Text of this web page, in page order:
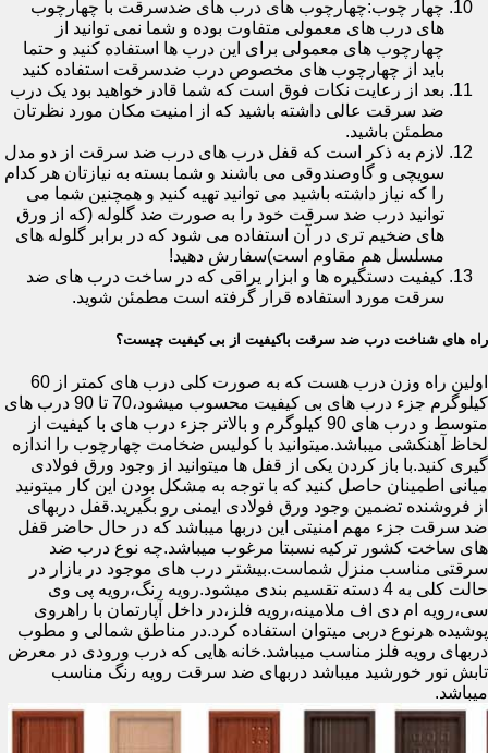
چهار چوب:چهارچوب های درب های ضدسرقت با چهارچوب
های درب های معمولی متفاوت بوده و شما نمی توانید از
چهارچوب های معمولی برای این درب ها استفاده کنید و حتما
باید از چهارچوب های مخصوص درب ضدسرقت استفاده کنید
بعد از رعایت نکات فوق است که شما قادر خواهید بود یک درب
ضد سرقت عالی داشته باشید که از امنیت مکان مورد نظرتان
مطمئن باشید.
لازم به ذکر است که قفل درب های درب ضد سرقت از دو مدل
سویچی و گاوصندوقی می باشند و شما بسته به نیازتان هر کدام
را که نیاز داشته باشید می توانید تهیه کنید و همچنین شما می
توانید درب ضد سرقت خود را به صورت ضد گلوله (که از ورق
های ضخیم تری در آن استفاده می شود که در برابر گلوله های
مسلسل هم مقاوم است)سفارش دهید!
کیفیت دستگیره ها و ابزار یراقی که در ساخت درب های ضد
سرقت مورد استفاده قرار گرفته است مطمئن شوید.
راه های شناخت درب ضد سرقت باکیفیت از بی کیفیت چیست؟
اولین راه وزن درب هست که به صورت کلی درب های کمتر از 60
کیلوگرم جزء درب های بی کیفیت محسوب میشود،70 تا 90 درب های
متوسط و درب های 90 کیلوگرم و بالاتر جزء درب های با کیفیت از
لحاظ آهنکشی میباشد.میتوانید با کولیس ضخامت چهارچوب را اندازه
گیری کنید.با باز کردن یکی از قفل ها میتوانید از وجود ورق فولادی
میانی اطمینان حاصل کنید که با توجه به مشکل بودن این کار میتونید
از فروشنده تضمین وجود ورق فولادی ایمنی رو بگیرید.قفل دربهای
ضد سرقت جزء مهم امنیتی این دربها میباشد که در حال حاضر قفل
های ساخت کشور ترکیه نسبتا مرغوب میباشد.چه نوع درب ضد
سرقتی مناسب منزل شماست.بیشتر درب های موجود در بازار در
حالت کلی به 4 دسته تقسیم بندی میشود.رویه رنگ،رویه پی وی
سی،رویه ام دی اف ملامینه،رویه فلز،در داخل آپارتمان با راهروی
پوشیده هرنوع دربی میتوان استفاده کرد.در مناطق شمالی و مطوب
دربهای رویه فلز مناسب میباشد.خانه هایی که درب ورودی در معرض
تابش نور خورشید میباشد دربهای ضد سرقت رویه رنگ مناسب
میباشد.